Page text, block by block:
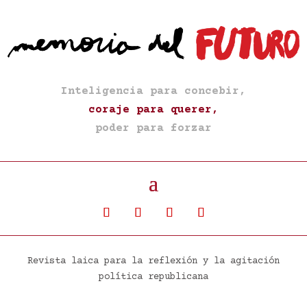
Inteligencia para concebir,
coraje para querer,
poder para forzar
Revista laica para la reflexión y la agitación
política republicana